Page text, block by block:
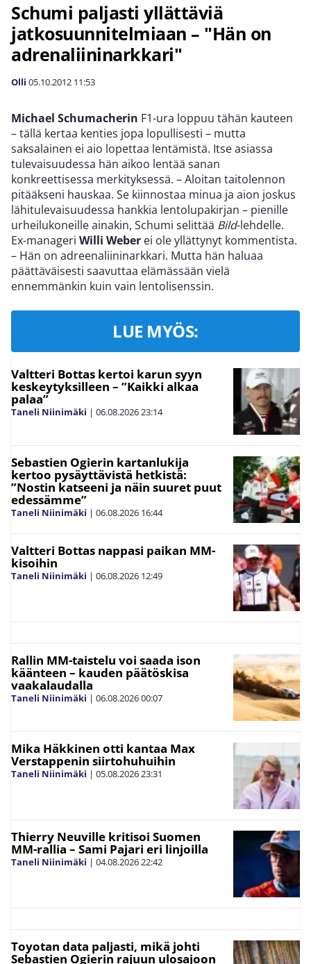
Schumi paljasti yllättäviä
jatkosuunnitelmiaan – "Hän on
adrenaliininarkkari"
Olli 05.10.2012 11:53
Michael Schumacherin F1-ura loppuu tähän kauteen
– tällä kertaa kenties jopa lopullisesti – mutta
saksalainen ei aio lopettaa lentämistä. Itse asiassa
tulevaisuudessa hän aikoo lentää sanan
konkreettisessa merkityksessä. – Aloitan taitolennon
pitääkseni hauskaa. Se kiinnostaa minua ja aion joskus
lähitulevaisuudessa hankkia lentolupakirjan – pienille
urheilukoneille ainakin, Schumi selittää Bild-lehdelle.
Ex-manageri Willi Weber ei ole yllättynyt kommentista.
– Hän on adreenaliininarkkari. Mutta hän haluaa
päättäväisesti saavuttaa elämässään vielä
ennemmänkin kuin vain lentolisenssin.
LUE MYÖS:
Valtteri Bottas kertoi karun syyn
keskeytyksilleen – ”Kaikki alkaa
palaa”
Taneli Niinimäki | 06.08.202623:14
Sebastien Ogierin kartanlukija
kertoo pysäyttävistä hetkistä:
”Nostin katseeni ja näin suuret puut
edessämme”
Taneli Niinimäki | 06.08.2026 16:44
Valtteri Bottas nappasi paikan MM-
kisoihin
Taneli Niinimäki | 06.08.2026 12:49
Rallin MM-taistelu voi saada ison
käänteen – kauden päätöskisa
vaakalaudalla
Taneli Niinimäki | 06.08.202600:07
Mika Häkkinen otti kantaa Max
Verstappenin siirtohuhuihin
Taneli Niinimäki | 05.08.202623:31
Thierry Neuville kritisoi Suomen
MM-rallia – Sami Pajari eri linjoilla
Taneli Niinimäki | 04.08.202622:42
Toyotan data paljasti, mikä johti
Sebastien Ogierin rajuun ulosajoon